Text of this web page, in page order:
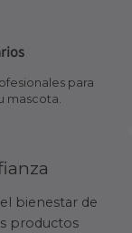
para
mascota.
bienestar de
productos